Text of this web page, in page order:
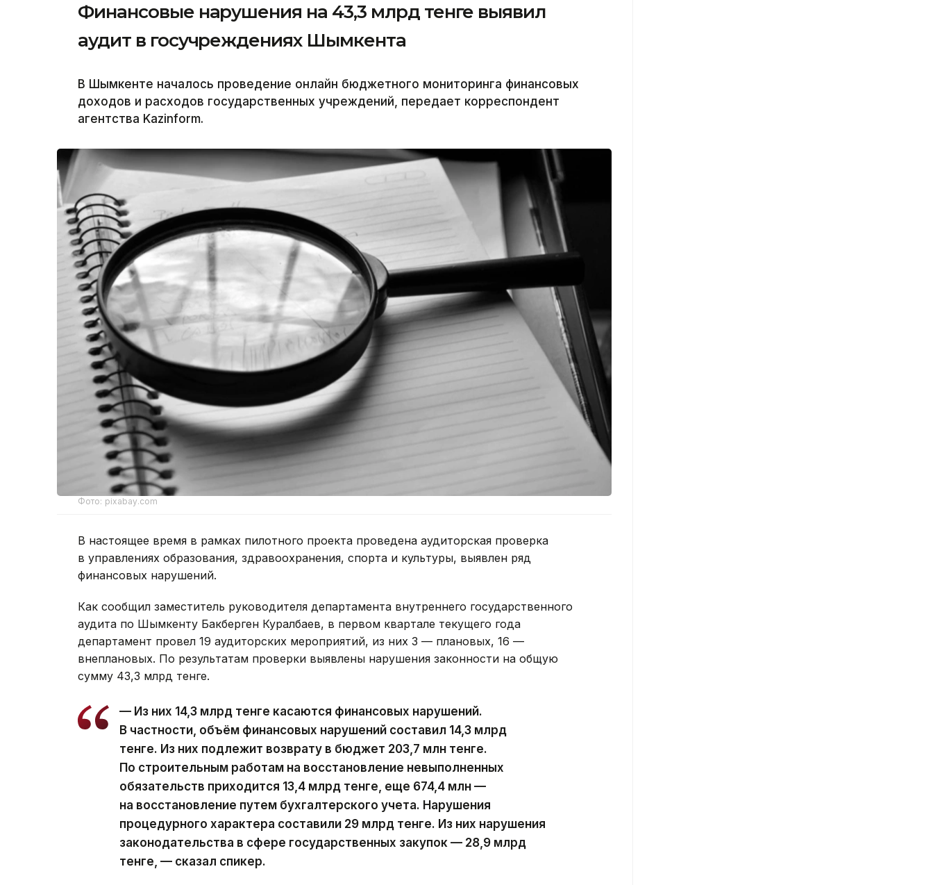
Финансовые нарушения на 43,3 млрд тенге выявил
аудит в госучреждениях Шымкента
В Шымкенте началось проведение онлайн бюджетного мониторинга финансовых
доходов и расходов государственных учреждений, передает корреспондент
агентства Kazinform.
Фото: pixabay.com
В настоящее время в рамках пилотного проекта проведена аудиторская проверка
в управлениях образования, здравоохранения, спорта и культуры, выявлен ряд
финансовых нарушений.
Как сообщил заместитель руководителя департамента внутреннего государственного
аудита по Шымкенту Бакберген Куралбаев, в первом квартале текущего года
департамент провел 19 аудиторских мероприятий, из них 3 — плановых, 16 —
внеплановых. По результатам проверки выявлены нарушения законности на общую
сумму 43,3 млрд тенге.
— Из них 14,3 млрд тенге касаются финансовых нарушений.
В частности, объём финансовых нарушений составил 14,3 млрд
тенге. Из них подлежит возврату в бюджет 203,7 млн тенге.
По строительным работам на восстановление невыполненных
обязательств приходится 13,4 млрд тенге, еще 674,4 млн —
на восстановление путем бухгалтерского учета. Нарушения
процедурного характера составили 29 млрд тенге. Из них нарушения
законодательства в сфере государственных закупок — 28,9 млрд
тенге, — сказал спикер.